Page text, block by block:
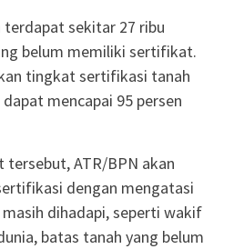
sekitar 27 ribu
belum memiliki sertifikat.
tingkat sertifikasi tanah
mencapai 95 persen
ATR/BPN akan
dengan mengatasi
dihadapi, seperti wakif
batas tanah yang belum